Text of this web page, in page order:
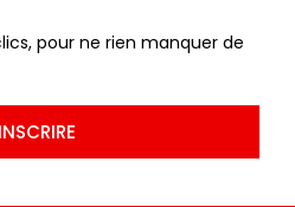
pour ne rien manquer de